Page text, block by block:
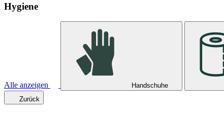
Hygiene
Alle anzeigen Handschuhe
Zurück